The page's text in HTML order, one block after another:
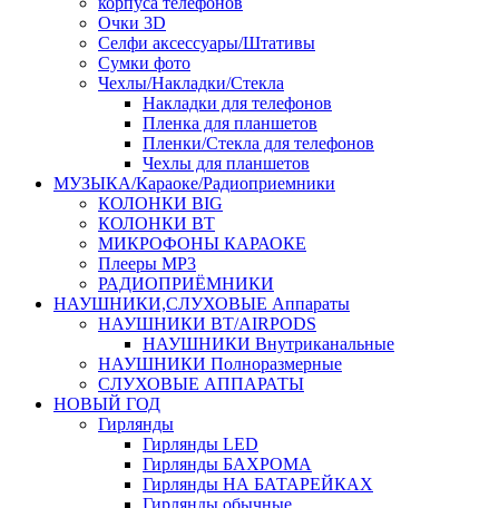
Очки 3D
Селфи аксессуары/Штативы
Сумки фото
Чехлы/Накладки/Стекла
Накладки для телефонов
Пленка для планшетов
Пленки/Стекла для телефонов
Чехлы для планшетов
МУЗЫКА/Караоке/Радиоприемники
КОЛОНКИ BIG
КОЛОНКИ BT
МИКРОФОНЫ КАРАОКЕ
Плееры MP3
РАДИОПРИЁМНИКИ
НАУШНИКИ,СЛУХОВЫЕ Аппараты
НАУШНИКИ BT/AIRPODS
НАУШНИКИ Внутриканальные
НАУШНИКИ Полноразмерные
СЛУХОВЫЕ АППАРАТЫ
НОВЫЙ ГОД
Гирлянды
Гирлянды LED
Гирлянды БАХРОМА
Гирлянды НА БАТАРЕЙКАХ
Гирлянды обычные